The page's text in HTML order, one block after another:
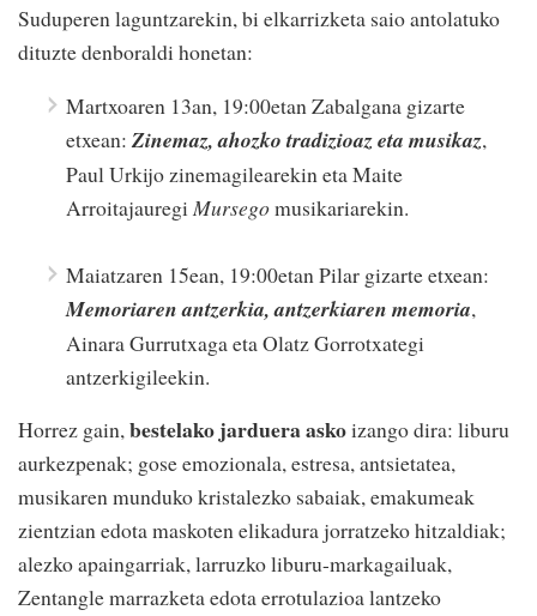
Suduperen laguntzarekin, bi elkarrizketa saio antolatuko
dituzte denboraldi honetan:
Martxoaren 13an, 19:00etan Zabalgana gizarte
etxean:Zinemaz, ahozko tradizioaz eta musikaz,
Paul Urkijo zinemagilearekin eta Maite
ArroitajauregiMursegomusikariarekin.
Maiatzaren 15ean, 19:00etan Pilar gizarte etxean:
Memoriaren antzerkia, antzerkiaren memoria,
Ainara Gurrutxaga eta Olatz Gorrotxategi
antzerkigileekin.
Horrez gain,bestelako jarduera askoizango dira: liburu
aurkezpenak; gose emozionala, estresa, antsietatea,
musikaren munduko kristalezko sabaiak, emakumeak
zientzian edota maskoten elikadura jorratzeko hitzaldiak;
alezko apaingarriak, larruzko liburu-markagailuak,
Zentangle marrazketa edota errotulazioa lantzeko